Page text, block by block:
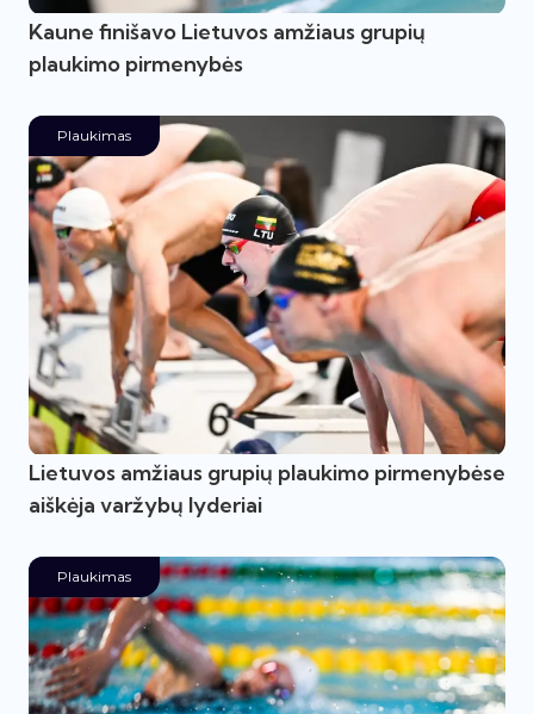
Kaune finišavo Lietuvos amžiaus grupių
plaukimo pirmenybės
Plaukimas
Lietuvos amžiaus grupių plaukimo pirmenybėse
aiškėja varžybų lyderiai
Plaukimas